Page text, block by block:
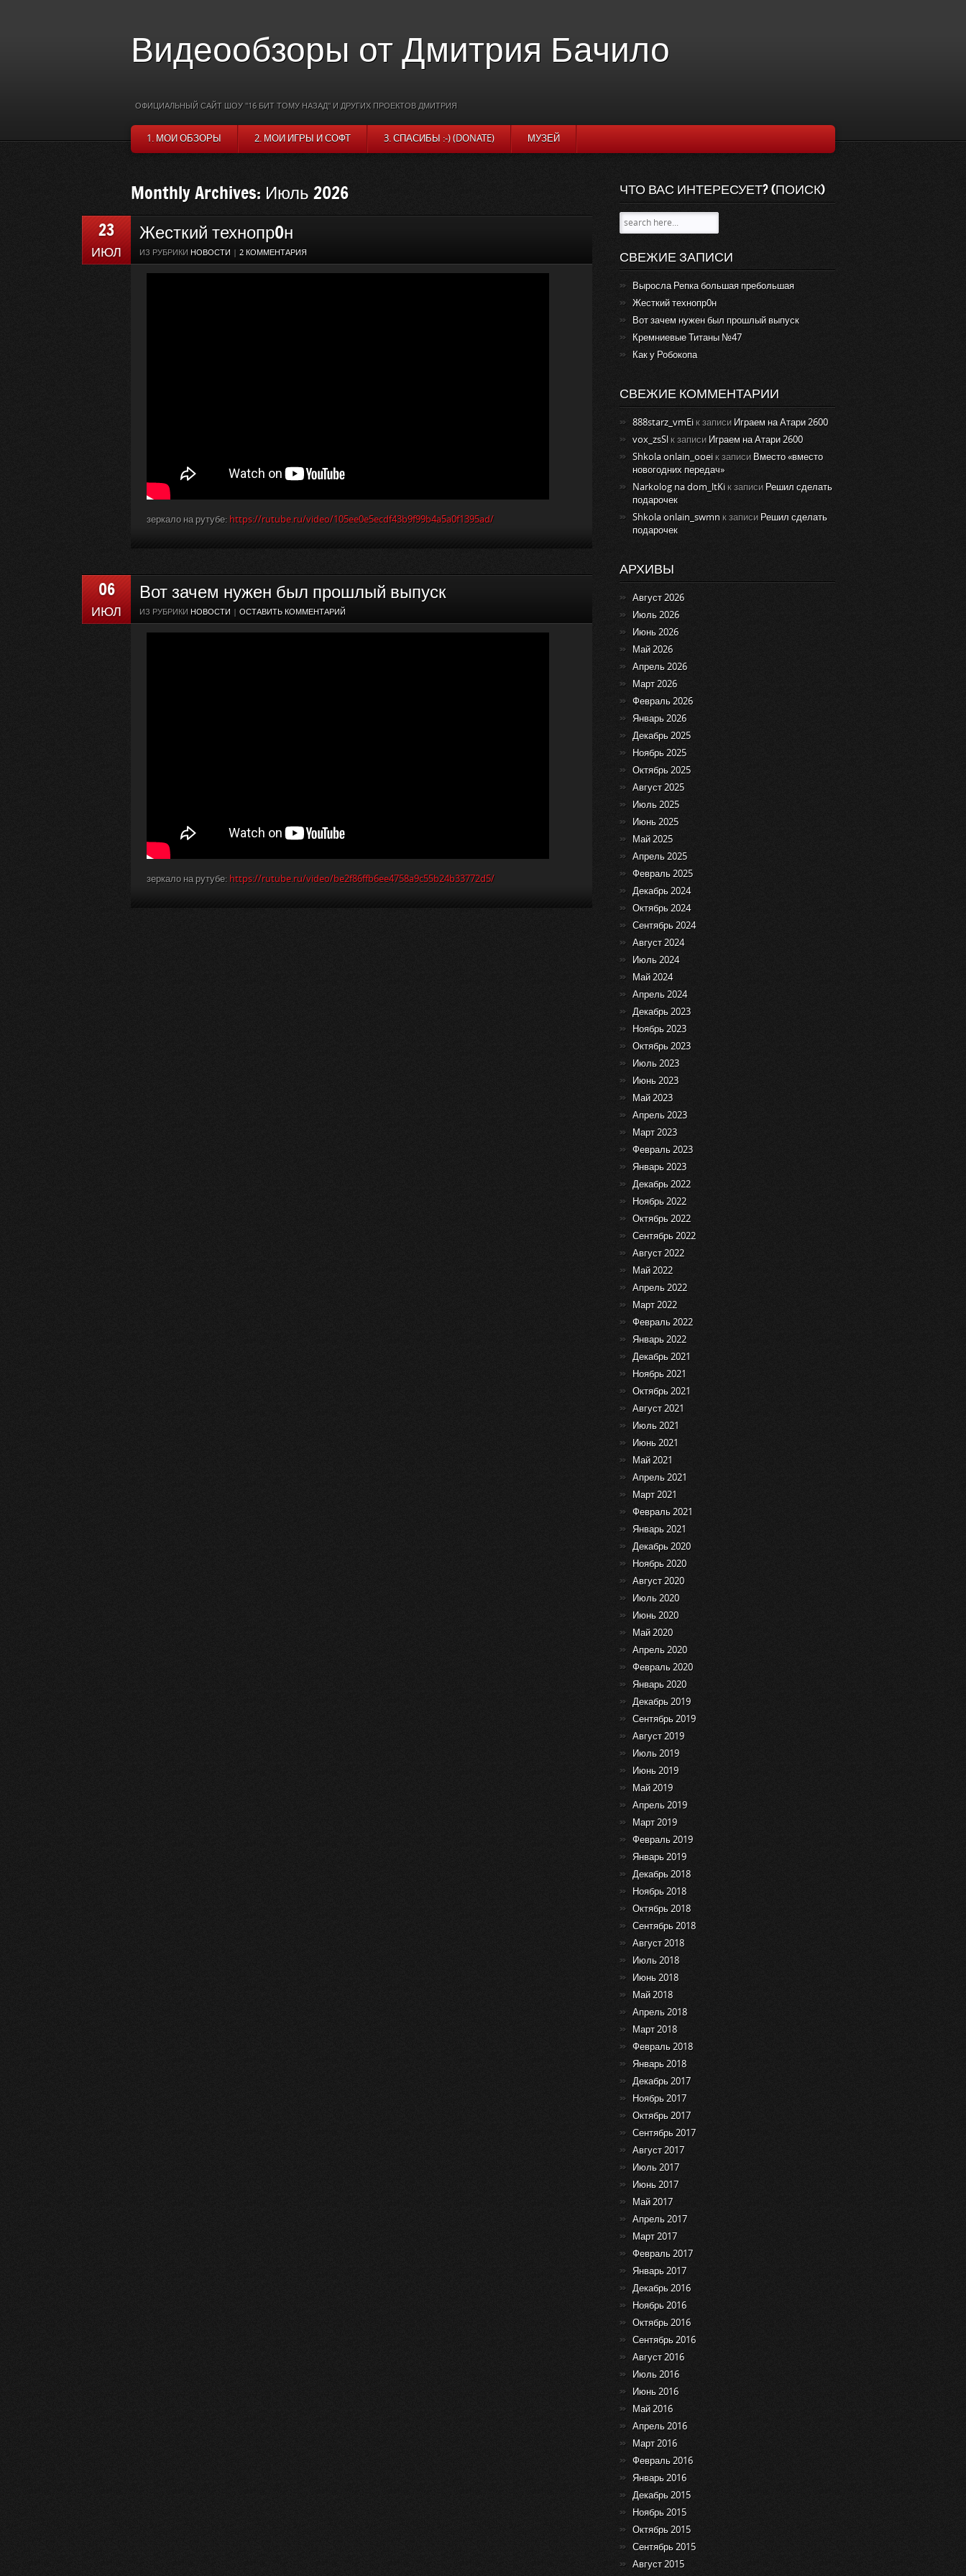
Видеообзоры от Дмитрия Бачило
ОФИЦИАЛЬНЫЙ САЙТ ШОУ "16 БИТ ТОМУ НАЗАД" И ДРУГИХ ПРОЕКТОВ ДМИТРИЯ
1. МОИ ОБЗОРЫ 2. МОИ ИГРЫ И СОФТ 3. СПАСИБЫ :-) (DONATE) МУЗЕЙ
Monthly Archives: Июль 2026
23
ИЮЛ
Жесткий технопр0н
ИЗ РУБРИКИ НОВОСТИ | 2 КОММЕНТАРИЯ
зеркало на рутубе: https://rutube.ru/video/105ee0e5ecdf43b9f99b4a5a0f1395ad/
06
ИЮЛ
Вот зачем нужен был прошлый выпуск
ИЗ РУБРИКИ НОВОСТИ | ОСТАВИТЬ КОММЕНТАРИЙ
зеркало на рутубе: https://rutube.ru/video/be2f86ffb6ee4758a9c55b24b33772d5/
ЧТО ВАС ИНТЕРЕСУЕТ? (ПОИСК)
СВЕЖИЕ ЗАПИСИ
Выросла Репка большая пребольшая
Жесткий технопр0н
Вот зачем нужен был прошлый выпуск
Кремниевые Титаны №47
Как у Робокопа
СВЕЖИЕ КОММЕНТАРИИ
888starz_vmEi к записи Играем на Атари 2600
vox_zsSl к записи Играем на Атари 2600
Shkola onlain_ooei к записи Вместо «вместо
новогодних передач»
Narkolog na dom_ltKi к записи Решил сделать
подарочек
Shkola onlain_swmn к записи Решил сделать
подарочек
АРХИВЫ
Август 2026
Июль 2026
Июнь 2026
Май 2026
Апрель 2026
Март 2026
Февраль 2026
Январь 2026
Декабрь 2025
Ноябрь 2025
Октябрь 2025
Август 2025
Июль 2025
Июнь 2025
Май 2025
Апрель 2025
Февраль 2025
Декабрь 2024
Октябрь 2024
Сентябрь 2024
Август 2024
Июль 2024
Май 2024
Апрель 2024
Декабрь 2023
Ноябрь 2023
Октябрь 2023
Июль 2023
Июнь 2023
Май 2023
Апрель 2023
Март 2023
Февраль 2023
Январь 2023
Декабрь 2022
Ноябрь 2022
Октябрь 2022
Сентябрь 2022
Август 2022
Май 2022
Апрель 2022
Март 2022
Февраль 2022
Январь 2022
Декабрь 2021
Ноябрь 2021
Октябрь 2021
Август 2021
Июль 2021
Июнь 2021
Май 2021
Апрель 2021
Март 2021
Февраль 2021
Январь 2021
Декабрь 2020
Ноябрь 2020
Август 2020
Июль 2020
Июнь 2020
Май 2020
Апрель 2020
Февраль 2020
Январь 2020
Декабрь 2019
Сентябрь 2019
Август 2019
Июль 2019
Июнь 2019
Май 2019
Апрель 2019
Март 2019
Февраль 2019
Январь 2019
Декабрь 2018
Ноябрь 2018
Октябрь 2018
Сентябрь 2018
Август 2018
Июль 2018
Июнь 2018
Май 2018
Апрель 2018
Март 2018
Февраль 2018
Январь 2018
Декабрь 2017
Ноябрь 2017
Октябрь 2017
Сентябрь 2017
Август 2017
Июль 2017
Июнь 2017
Май 2017
Апрель 2017
Март 2017
Февраль 2017
Январь 2017
Декабрь 2016
Ноябрь 2016
Октябрь 2016
Сентябрь 2016
Август 2016
Июль 2016
Июнь 2016
Май 2016
Апрель 2016
Март 2016
Февраль 2016
Январь 2016
Декабрь 2015
Ноябрь 2015
Октябрь 2015
Сентябрь 2015
Август 2015